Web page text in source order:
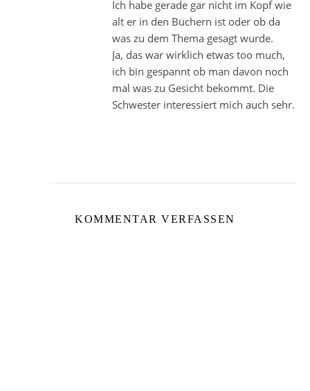
Ich habe gerade gar nicht im Kopf wie
alt er in den Büchern ist oder ob da
was zu dem Thema gesagt wurde.
Ja, das war wirklich etwas too much,
ich bin gespannt ob man davon noch
mal was zu Gesicht bekommt. Die
Schwester interessiert mich auch sehr.
KOMMENTAR VERFASSEN